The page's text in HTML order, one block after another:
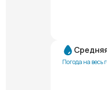
Погода на весь